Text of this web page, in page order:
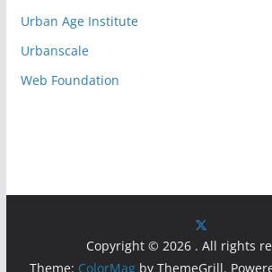
Urban Age Institute
Urbanscale
Web Foundation
Copyright © 2026 . All rights
Theme: ColorMagby ThemeGrill.